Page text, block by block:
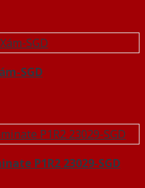
SGD
P1R2 23029-SGD